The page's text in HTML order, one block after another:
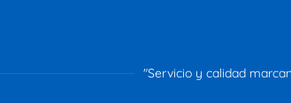
"Servicio y calidad